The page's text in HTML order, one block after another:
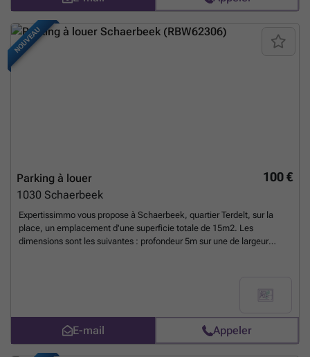
NOUVEAU
100 €
Parking à louer
1030 Schaerbeek
Expertissimmo vous propose à Schaerbeek, quartier Terdelt, sur la
place, un emplacement d'une superficie totale de 15m2. Les
dimensions sont les suivantes : profondeur 5m sur une de largeur
E-mail Appeler